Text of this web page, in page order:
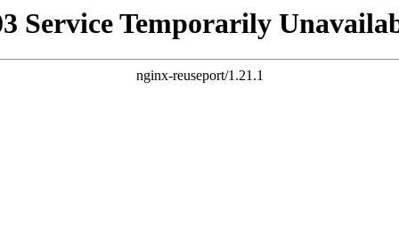
Service Temporarily
nginx-reuseport/1.21.1